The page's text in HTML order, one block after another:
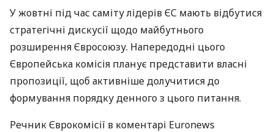
У жовтні під час саміту лідерів ЄС мають відбутися
стратегічні дискусії щодо майбутнього
розширення Євросоюзу. Напередодні цього
Європейська комісія планує представити власні
пропозиції, щоб активніше долучитися до
формування порядку денного з цього питання.
Речник Єврокомісії в коментарі Euronews